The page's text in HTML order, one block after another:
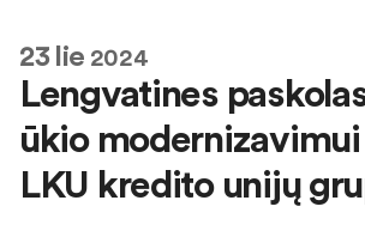
23lie 2024
Lengvatines
ūkio
LKU kredito unijų